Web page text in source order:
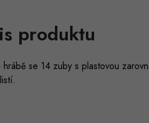
produktu
hrábě se 14 zuby s plastovou